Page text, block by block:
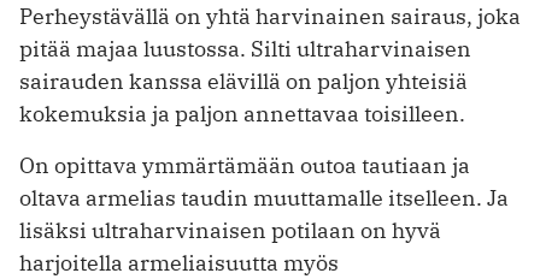
Perheystävällä on yhtä harvinainen sairaus, joka
pitää majaa luustossa. Silti ultraharvinaisen
sairauden kanssa elävillä on paljon yhteisiä
kokemuksia ja paljon annettavaa toisilleen.
On opittava ymmärtämään outoa tautiaan ja
oltava armelias taudin muuttamalle itselleen. Ja
lisäksi ultraharvinaisen potilaan on hyvä
harjoitella armeliaisuutta myös